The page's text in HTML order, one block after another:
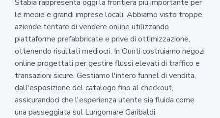
Stabia rappresenta oggi la frontiera più importante per
le medie e grandi imprese locali. Abbiamo visto troppe
aziende tentare di vendere online utilizzando
piattaforme prefabbricate e prive di ottimizzazione,
ottenendo risultati mediocri. In Ounti costruiamo negozi
online progettati per gestire flussi elevati di traffico e
transazioni sicure. Gestiamo l'intero funnel di vendita,
dall'esposizione del catalogo fino al checkout,
assicurandoci che l'esperienza utente sia fluida come
una passeggiata sul Lungomare Garibaldi.